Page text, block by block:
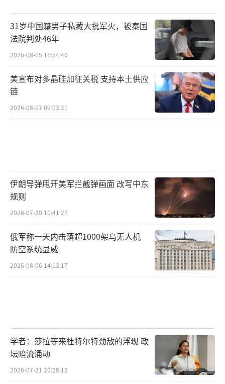
31岁中国籍男子私藏大批军火，被泰国
法院判处46年
2026-08-05 16:54:40
美宣布对多晶硅加征关税 支持本土供应
链
2026-08-07 09:03:21
伊朗导弹甩开美军拦截弹画面 改写中东
规则
2026-07-30 10:41:27
俄军称一天内击落超1000架乌无人机
防空系统显威
2026-08-06 14:13:17
学者：莎拉等来杜特尔特劲敌的浮现 政
坛暗流涌动
2026-07-21 20:28:12